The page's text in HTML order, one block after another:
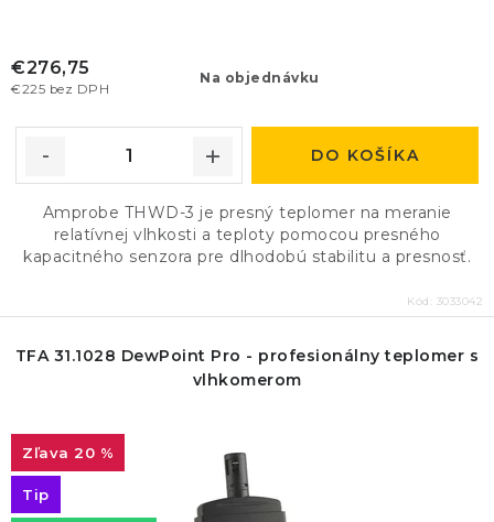
Na objednávku
€225 bez DPH
€276,75
DO KOŠÍKA
Amprobe THWD-3 je presný teplomer na meranie
relatívnej vlhkosti a teploty pomocou presného
kapacitného senzora pre dlhodobú stabilitu a presnosť.
Kód: 3033042
TFA 31.1028 DewPoint Pro - profesionálny teplomer s
vlhkomerom
20 %
Tip